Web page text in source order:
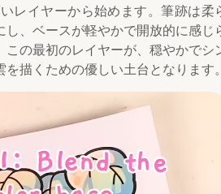
レイヤーから始めます。筆跡は柔
し、ベースが軽やかで開放的に感じ
この最初のレイヤーが、穏やかでシ
を描くための優しい土台となります